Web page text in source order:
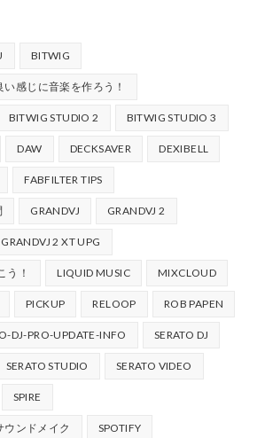
BITWIG
感じに音楽を作ろう！
BITWIG STUDIO 2 BITWIG STUDIO 3
DAW DECKSAVER DEXIBELL
FABFILTER TIPS
GRANDVJ GRANDVJ 2
GRANDVJ 2 XT UPG
う！ LIQUID MUSIC MIXCLOUD
PICKUP RELOOP ROB PAPEN
DJ-PRO-UPDATE-INFO SERATO DJ
SERATO STUDIO SERATO VIDEO
SPIRE
ウンドメイク SPOTIFY